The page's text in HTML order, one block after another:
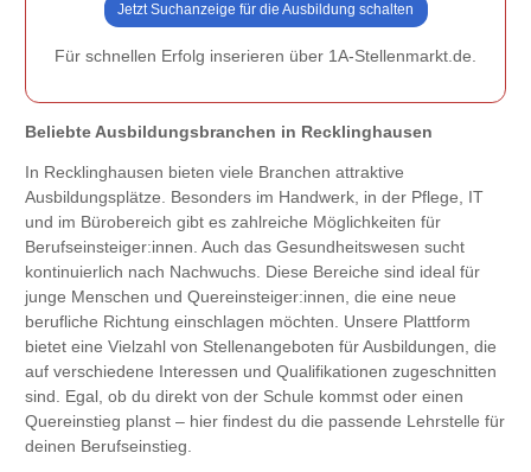
Jetzt Suchanzeige für die Ausbildung schalten
Für schnellen Erfolg inserieren über 1A-Stellenmarkt.de.
Beliebte Ausbildungsbranchen in Recklinghausen
In Recklinghausen bieten viele Branchen attraktive
Ausbildungsplätze. Besonders im Handwerk, in der Pflege, IT
und im Bürobereich gibt es zahlreiche Möglichkeiten für
Berufseinsteiger:innen. Auch das Gesundheitswesen sucht
kontinuierlich nach Nachwuchs. Diese Bereiche sind ideal für
junge Menschen und Quereinsteiger:innen, die eine neue
berufliche Richtung einschlagen möchten. Unsere Plattform
bietet eine Vielzahl von Stellenangeboten für Ausbildungen, die
auf verschiedene Interessen und Qualifikationen zugeschnitten
sind. Egal, ob du direkt von der Schule kommst oder einen
Quereinstieg planst – hier findest du die passende Lehrstelle für
deinen Berufseinstieg.